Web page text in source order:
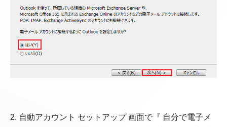
2. 自動アカウント セットアップ 画面で『 自分で電子メ